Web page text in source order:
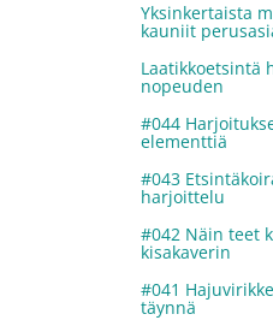
Yksinkertaista
kauniit
Laatikkoetsintä
nopeuden
#044
elementtiä
#043
harjoittelu
#042 Näin teet
kisakaverin
#041
täynnä